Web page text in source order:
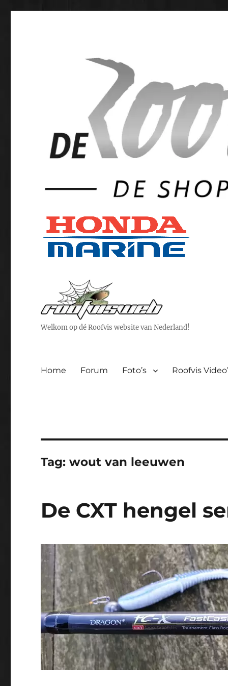
Welkom op dé Roofvis website van Nederland!
Home Forum Foto’s Roofvis
Tag:wout van leeuwen
De CXT hengel